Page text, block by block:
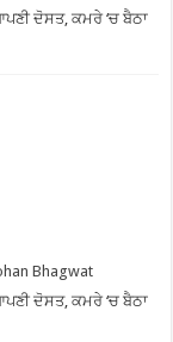
ਦੋਸਤ, ਕਮਰੇ ‘ਚ ਬੈਠਾ
Bhagwat
ਦੋਸਤ, ਕਮਰੇ ‘ਚ ਬੈਠਾ